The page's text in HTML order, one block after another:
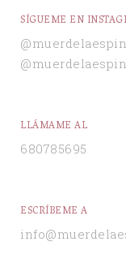
SÍGUEME EN
LLÁMAME AL
680785695
ESCRÍBEME A